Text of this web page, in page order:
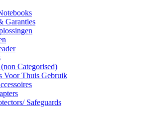
Garanties
Categorised)
Voor Thuis Gebruik
Safeguards